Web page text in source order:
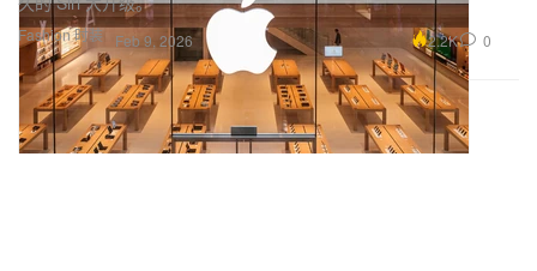
Fashion 时装 Feb 9, 2026 2.2K 0